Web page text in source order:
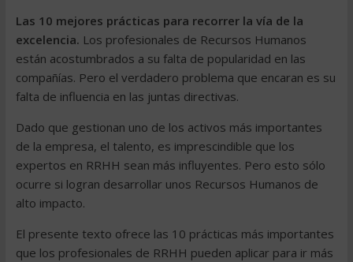
Las 10 mejores prácticas para recorrer la vía de la
excelencia. Los profesionales de Recursos Humanos
están acostumbrados a su falta de popularidad en las
compañías. Pero el verdadero problema que encaran es su
falta de influencia en las juntas directivas.
Dado que gestionan uno de los activos más importantes
de la empresa, el talento, es imprescindible que los
expertos en RRHH sean más influyentes. Pero esto sólo
ocurre si logran desarrollar unos Recursos Humanos de
alto impacto.
El presente texto ofrece las 10 prácticas más importantes
que los profesionales de RRHH pueden aplicar para ir más